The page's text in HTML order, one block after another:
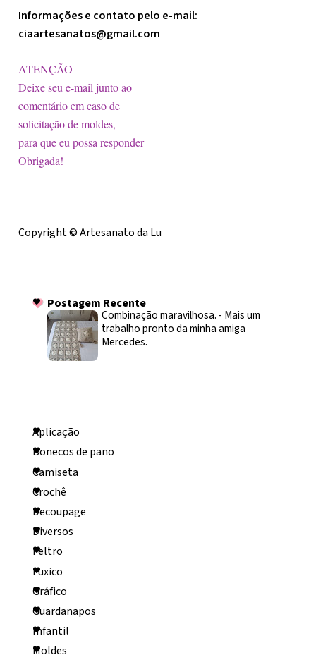
Informações e contato pelo e-mail:
ciaartesanatos@gmail.com
ATENÇÃO
Deixe seu e-mail junto ao
comentário em caso de
solicitação de moldes,
para que eu possa responder
Obrigada!
Copyright © Artesanato da Lu
Postagem Recente
Combinação maravilhosa. - Mais um
trabalho pronto da minha amiga
Mercedes.
Aplicação
Bonecos de pano
Camiseta
Crochê
Decoupage
Diversos
Feltro
Fuxico
Gráfico
Guardanapos
Infantil
Moldes